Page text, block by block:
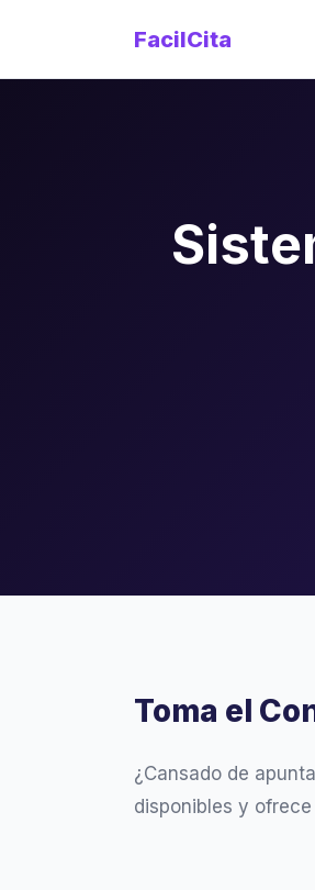
FacilCita
Toma el
¿Cansado de
disponibles y